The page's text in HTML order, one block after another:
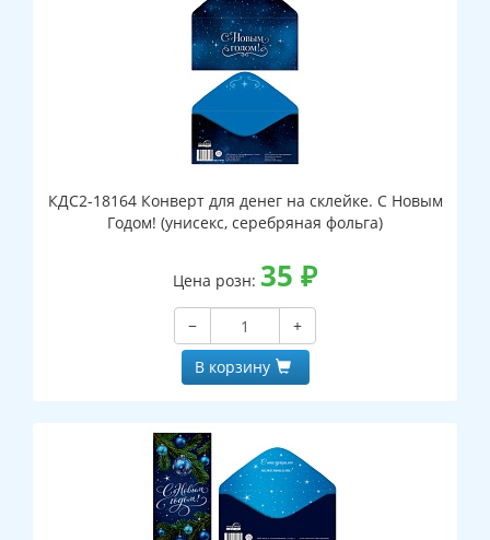
КДС2-18164 Конверт для денег на склейке. С Новым
Годом! (унисекс, серебряная фольга)
Цена розн: 35 ₽
−
+
В корзину